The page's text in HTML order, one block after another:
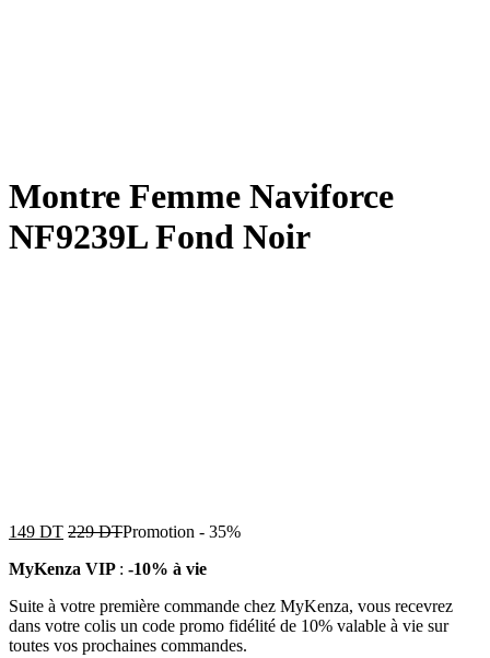
Montre Femme Naviforce
NF9239L Fond Noir
149 DT 229DTPromotion - 35%
MyKenza VIP : -10% à vie
Suite à votre première commande chez MyKenza, vous recevrez
dans votre colis un code promo fidélité de 10% valable à vie sur
toutes vos prochaines commandes.